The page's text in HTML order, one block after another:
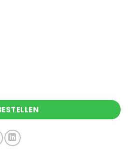
granaat aantal